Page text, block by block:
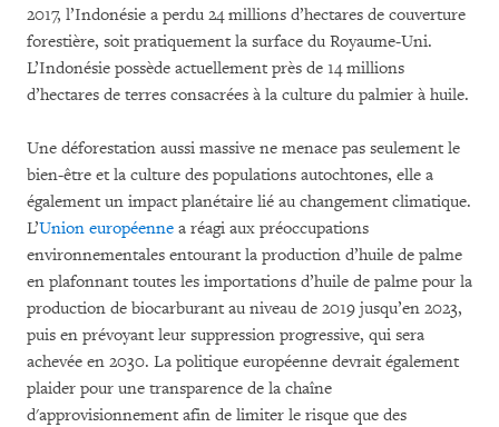
2017, l’Indonésie a perdu 24 millions d’hectares de couverture
forestière, soit pratiquement la surface du Royaume-Uni.
L’Indonésie possède actuellement près de 14 millions
d’hectares de terres consacrées à la culture du palmier à huile.
Une déforestation aussi massive ne menace pas seulement le
bien-être et la culture des populations autochtones, elle a
également un impact planétaire lié au changement climatique.
L’Union européenne a réagi aux préoccupations
environnementales entourant la production d’huile de palme
en plafonnant toutes les importations d’huile de palme pour la
production de biocarburant au niveau de 2019 jusqu’en 2023,
puis en prévoyant leur suppression progressive, qui sera
achevée en 2030. La politique européenne devrait également
plaider pour une transparence de la chaîne
d'approvisionnement afin de limiter le risque que des